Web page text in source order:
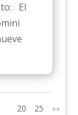
El
20 25 »»